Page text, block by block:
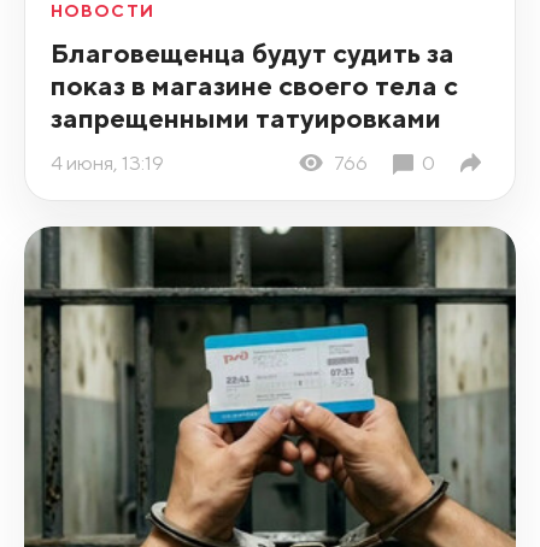
НОВОСТИ
Благовещенца будут судить за
показ в магазине своего тела с
запрещенными татуировками
4 июня, 13:19 766 0